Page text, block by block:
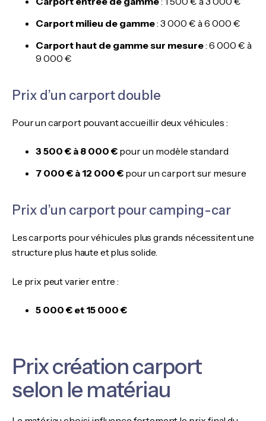
Carport milieu de gamme: 3 000 € à 6 000 €
Carport haut de gamme sur mesure: 6 000 € à
9 000 €
Prix d’un carport double
Pour un carport pouvant accueillir deux véhicules :
3 500 € à 8 000 € pour un modèle standard
7 000 € à 12 000 € pour un carport sur mesure
Prix d’un carport pour camping-car
Les carports pour véhicules plus grands nécessitent une
structure plus haute et plus solide.
Le prix peut varier entre :
5 000 € et 15 000 €
Prix création carport
selon le matériau